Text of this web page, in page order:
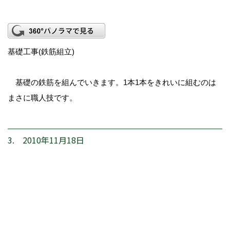
基礎工事(鉄筋組立)
基礎の鉄筋を組んでいきます。1本1本をきれいに組むのは
まさに職人技です。
3. 2010年11月18日